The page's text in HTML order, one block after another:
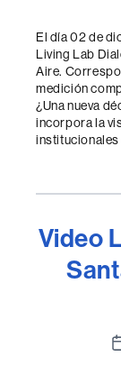
El día 02 de
Living Lab
Aire.
medición
¿Una nueva
incorpora la
institucionales
Video